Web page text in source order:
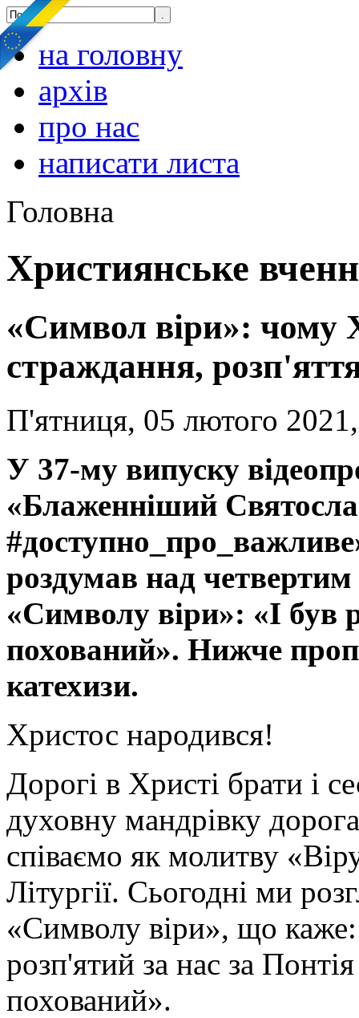
на головну
архів
про нас
написати листа
Головна
Християнське
«Символ віри»: чому
страждання,
П'ятниця, 05 лютого
У 37-му випуску
«Блаженніший
роздумав над
«Символу віри»: «І був
похований». Нижче
катехизи.
Христос народився!
Дорогі в Христі брати і
духовну мандрівку
співаємо як молитву
Літургії. Сьогодні ми
«Символу віри», що
розп'ятий за нас за
похований».